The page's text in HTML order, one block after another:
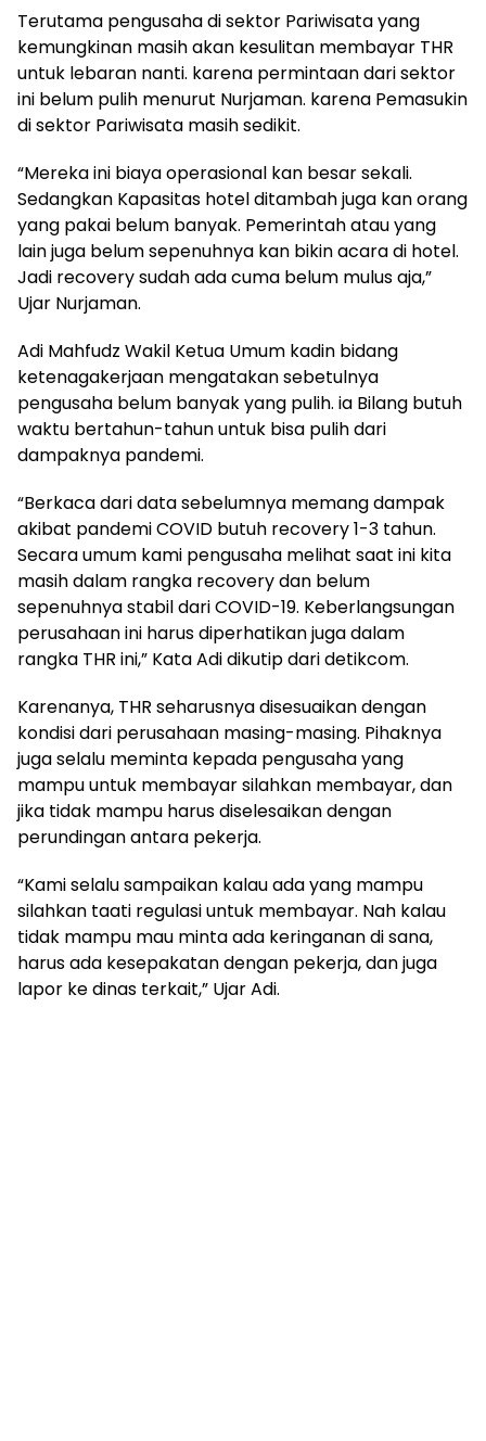
Terutama pengusaha di sektor Pariwisata yang
kemungkinan masih akan kesulitan membayar THR
untuk lebaran nanti. karena permintaan dari sektor
ini belum pulih menurut Nurjaman. karena Pemasukin
di sektor Pariwisata masih sedikit.
“Mereka ini biaya operasional kan besar sekali.
Sedangkan Kapasitas hotel ditambah juga kan orang
yang pakai belum banyak. Pemerintah atau yang
lain juga belum sepenuhnya kan bikin acara di hotel.
Jadi recovery sudah ada cuma belum mulus aja,”
Ujar Nurjaman.
Adi Mahfudz Wakil Ketua Umum kadin bidang
ketenagakerjaan mengatakan sebetulnya
pengusaha belum banyak yang pulih. ia Bilang butuh
waktu bertahun-tahun untuk bisa pulih dari
dampaknya pandemi.
“Berkaca dari data sebelumnya memang dampak
akibat pandemi COVID butuh recovery 1-3 tahun.
Secara umum kami pengusaha melihat saat ini kita
masih dalam rangka recovery dan belum
sepenuhnya stabil dari COVID-19. Keberlangsungan
perusahaan ini harus diperhatikan juga dalam
rangka THR ini,” Kata Adi dikutip dari detikcom.
Karenanya, THR seharusnya disesuaikan dengan
kondisi dari perusahaan masing-masing. Pihaknya
juga selalu meminta kepada pengusaha yang
mampu untuk membayar silahkan membayar, dan
jika tidak mampu harus diselesaikan dengan
perundingan antara pekerja.
“Kami selalu sampaikan kalau ada yang mampu
silahkan taati regulasi untuk membayar. Nah kalau
tidak mampu mau minta ada keringanan di sana,
harus ada kesepakatan dengan pekerja, dan juga
lapor ke dinas terkait,” Ujar Adi.